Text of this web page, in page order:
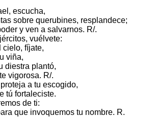
escucha,
sobre querubines, resplandece;
y ven a salvarnos. R/.
vuélvete:
cielo, fíjate,
viña,
diestra plantó,
vigorosa. R/.
a tu escogido,
tú fortaleciste.
de ti:
que invoquemos tu nombre. R.